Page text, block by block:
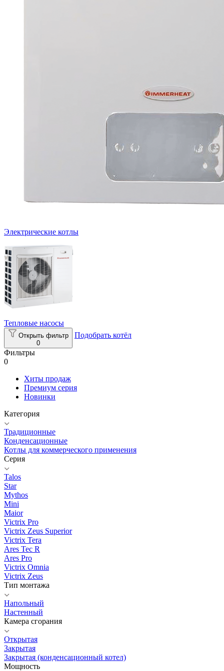
Электрические котлы
Тепловые насосы
Открыть фильтр
0
Подобрать котёл
Фильтры
0
Хиты продаж
Премиум серия
Новинки
Категория
Традиционные
Конденсационные
Котлы для коммерческого применения
Серия
Talos
Star
Mythos
Mini
Maior
Victrix Pro
Victrix Zeus Superior
Victrix Tera
Ares Tec R
Ares Pro
Victrix Omnia
Victrix Zeus
Тип монтажа
Напольный
Настенный
Камера сгорания
Открытая
Закрытая
Закрытая (конденсационный котел)
Мощность